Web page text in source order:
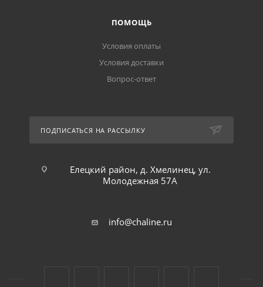
ПОМОЩЬ
Условия оплаты
Условия доставки
Вопрос-ответ
ПОДПИСАТЬСЯ НА РАССЫЛКУ
Елецкий район, д. Хмелинец, ул.
Молодежная 57А
info@chaline.ru